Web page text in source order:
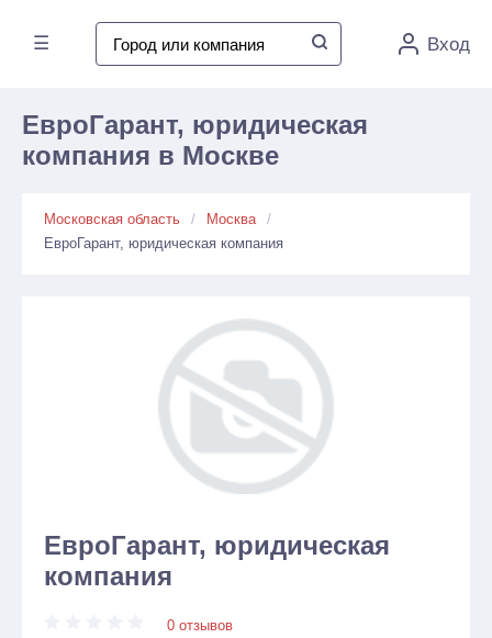
☰ Вход
ЕвроГарант, юридическая
компания в Москве
Московская область
Москва
ЕвроГарант, юридическая компания
ЕвроГарант, юридическая
компания
0 отзывов